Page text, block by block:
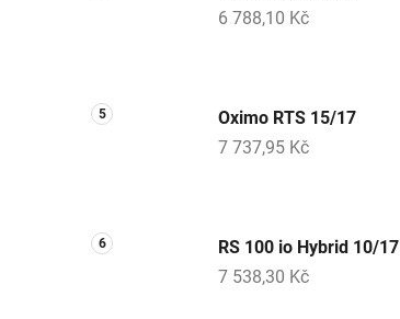
6 788,10 Kč
Oximo RTS 15/17
7 737,95 Kč
RS 100 io Hybrid 10/17
7 538,30 Kč